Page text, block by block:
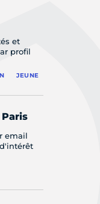
et
profil
JEUNE
email